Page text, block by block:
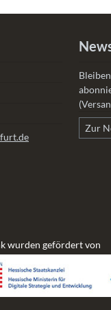
Zur
wurden gefördert von